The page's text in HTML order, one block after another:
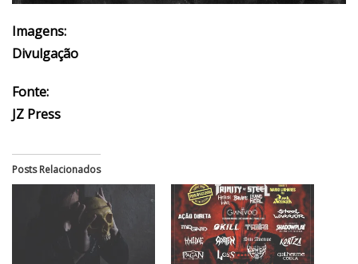
Imagens:
Divulgação
Fonte:
JZ Press
Posts Relacionados